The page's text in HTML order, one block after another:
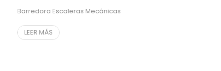
Barredora Escaleras Mecánicas
LEER MÁS